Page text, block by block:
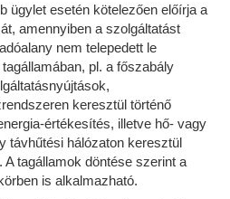
ügylet esetén kötelezően előírja a
amennyiben a szolgáltatást
nem telepedett le
pl. a főszabály
keresztül történő
értékesítés, illetve hő- vagy
távhűtési hálózaton keresztül
tagállamok döntése szerint a
is alkalmazható.